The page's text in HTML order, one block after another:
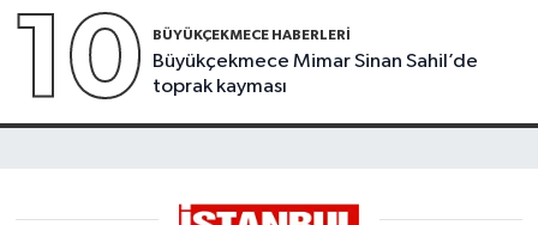
10 BÜYÜKÇEKMECE HABERLERI
Büyükçekmece Mimar Sinan Sahil’de
toprak kayması